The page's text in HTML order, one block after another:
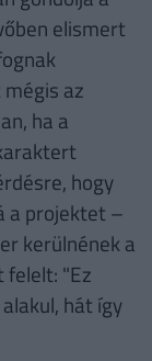
elismert
az
ha a
hogy
a projektet –
kerülnének a
felelt: "Ez
hát így